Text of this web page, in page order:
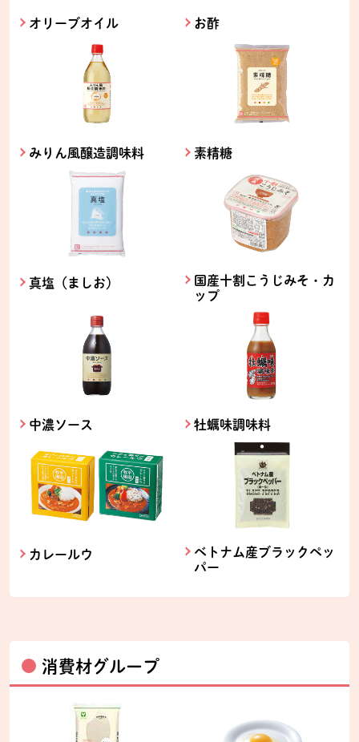
オリーブオイル お酢
みりん風醸造調味料 素精糖
真塩（ましお）
国産十割こうじみそ・カ
ップ
中濃ソース 牡蠣味調味料
カレールウ
ベトナム産ブラックペッ
パー
消費材グループ